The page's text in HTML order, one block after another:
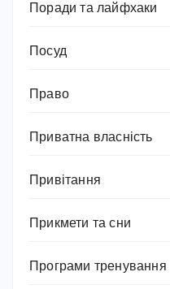
Поради та лайфхаки
Посуд
Право
Приватна власність
Привітання
Прикмети та сни
Програми тренування